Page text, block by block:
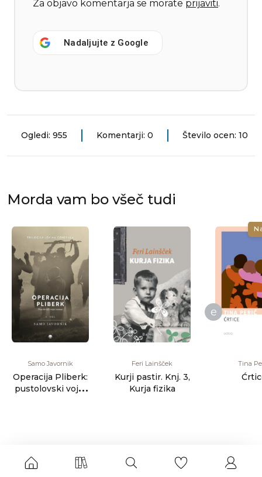
Za objavo komentarja se morate prijaviti.
Nadaljujte z Google
Ogledi: 955 Komentarji: 0 Število ocen: 10
Morda vam bo všeč tudi
Samo Javornik
Operacija Pliberk:
pustolovski vojni
Feri Lainšček
Kurji pastir. Knj. 3,
Kurja fizika
e
Tina